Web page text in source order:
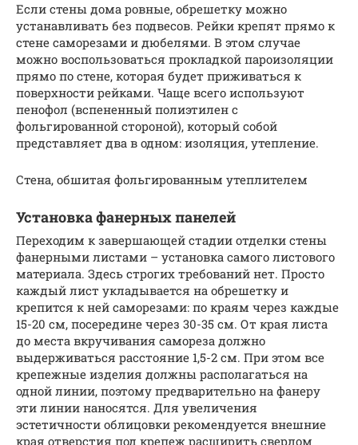
Если стены дома ровные, обрешетку можно
устанавливать без подвесов. Рейки крепят прямо к
стене саморезами и дюбелями. В этом случае
можно воспользоваться прокладкой пароизоляции
прямо по стене, которая будет приживаться к
поверхности рейками. Чаще всего используют
пенофол (вспененный полиэтилен с
фольгированной стороной), который собой
представляет два в одном: изоляция, утепление.
Стена, обшитая фольгированным утеплителем
Установка фанерных панелей
Переходим к завершающей стадии отделки стены
фанерными листами – установка самого листового
материала. Здесь строгих требований нет. Просто
каждый лист укладывается на обрешетку и
крепится к ней саморезами: по краям через каждые
15-20 см, посередине через 30-35 см. От края листа
до места вкручивания самореза должно
выдерживаться расстояние 1,5-2 см. При этом все
крепежные изделия должны располагаться на
одной линии, поэтому предварительно на фанеру
эти линии наносятся. Для увеличения
эстетичности облицовки рекомендуется внешние
края отверстия под крепеж расширить сверлом